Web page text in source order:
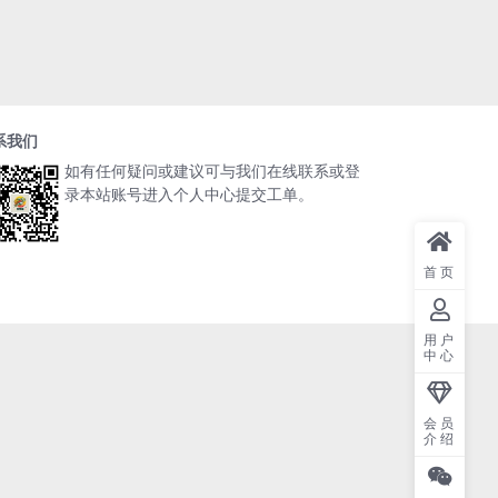
我们
如有任何疑问或建议可与我们在线联系或登
录本站账号进入个人中心提交工单。
首页
用户
中心
会员
介绍